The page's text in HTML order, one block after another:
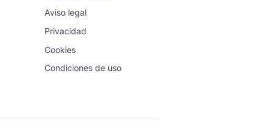
Aviso legal
Privacidad
Cookies
Condiciones de uso